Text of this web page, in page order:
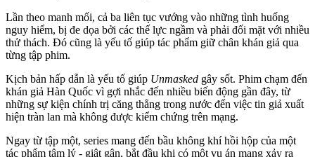
Lần theo manh mối, cả ba liên tục vướng vào những tình huống
nguy hiểm, bị đe dọa bởi các thế lực ngầm và phải đối mặt với nhiều
thử thách. Đó cũng là yếu tố giúp tác phẩm giữ chân khán giả qua
từng tập phim.
Kịch bản hấp dẫn là yếu tố giúp Unmasked gây sốt. Phim chạm đến
khán giả Hàn Quốc vì gợi nhắc đến nhiều biến động gần đây, từ
những sự kiện chính trị căng thẳng trong nước đến việc tin giả xuất
hiện tràn lan mà không được kiểm chứng trên mạng.
Ngay từ tập một, series mang đến bầu không khí hồi hộp của một
tác phẩm tâm lý - giật gân, bắt đầu khi có một vụ án mạng xảy ra